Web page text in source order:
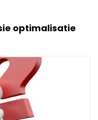
optimalisatie